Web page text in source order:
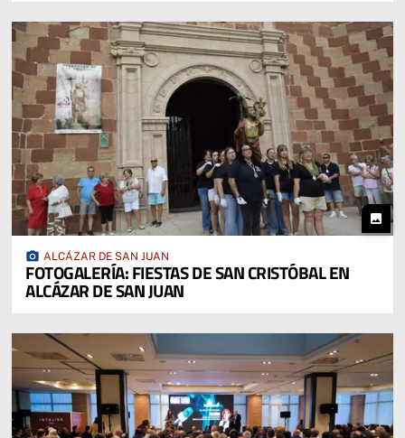
photo
photo_camera ALCÁZAR DE SAN JUAN
FOTOGALERÍA: FIESTAS DE SAN CRISTÓBAL EN
ALCÁZAR DE SAN JUAN